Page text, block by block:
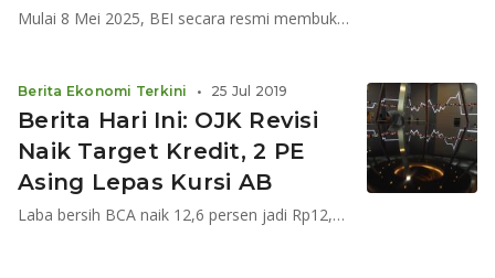
Pentingnya!
Mulai 8 Mei 2025, BEI secara resmi membuka proses pengajuan lisensi Liquidity Provider Saham bagi seluruh Anggota Bursa
Berita Hari Ini: OJK Revisi
Naik Target Kredit, 2 PE
Asing Lepas Kursi AB
Laba bersih BCA naik 12,6 persen jadi Rp12,86 triliun; DOKU perluas jangkauan mitra; FIF terima 304 SPK di GIIAS
Berita Ekonomi Terkini • 25 Jul 2019